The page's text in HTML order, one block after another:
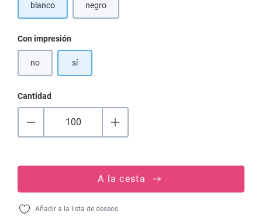
blanco negro(Esta opción no está disponible en este momento.)
Seleccione
Con impresión
no sí
Cantidad
A la cesta
Añadir a la lista de deseos